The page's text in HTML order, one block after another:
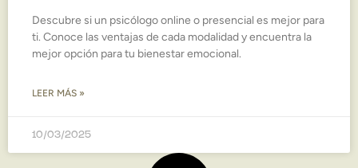
Descubre si un psicólogo online o presencial es mejor para
ti. Conoce las ventajas de cada modalidad y encuentra la
mejor opción para tu bienestar emocional.
LEER MÁS »
10/03/2025